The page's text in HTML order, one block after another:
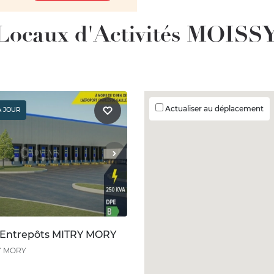
d'Activités
JOUR
MITRY MORY
MORY
Actualiser au déplacement